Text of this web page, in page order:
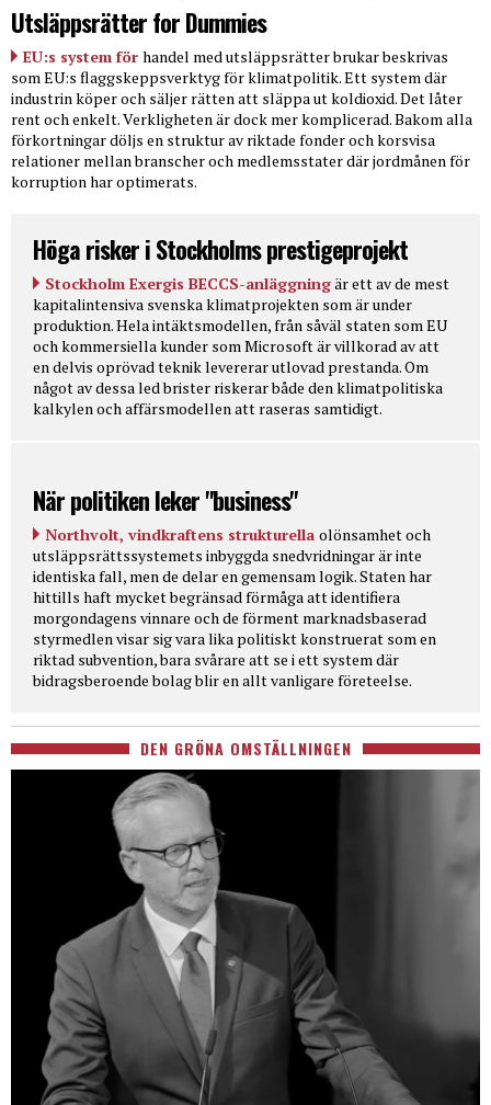
Utsläppsrätter for Dummies
EU:s system för handel med utsläppsrätter brukar beskrivas
som EU:s flaggskeppsverktyg för klimatpolitik. Ett system där
industrin köper och säljer rätten att släppa ut koldioxid. Det låter
rent och enkelt. Verkligheten är dock mer komplicerad. Bakom alla
förkortningar döljs en struktur av riktade fonder och korsvisa
relationer mellan branscher och medlemsstater där jordmånen för
korruption har optimerats.
Höga risker i Stockholms prestigeprojekt
Stockholm Exergis BECCS-anläggningär ett av de mest
kapitalintensiva svenska klimatprojekten som är under
produktion. Hela intäktsmodellen, från såväl staten som EU
och kommersiella kunder som Microsoft är villkorad av att
en delvis oprövad teknik levererar utlovad prestanda. Om
något av dessa led brister riskerar både den klimatpolitiska
kalkylen och affärsmodellen att raseras samtidigt.
När politiken leker "business"
Northvolt, vindkraftens strukturella olönsamhet och
utsläppsrättssystemets inbyggda snedvridningar är inte
identiska fall, men de delar en gemensam logik. Staten har
hittills haft mycket begränsad förmåga att identifiera
morgondagens vinnare och de förment marknadsbaserad
styrmedlen visar sig vara lika politiskt konstruerat som en
riktad subvention, bara svårare att se i ett system där
bidragsberoende bolag blir en allt vanligare företeelse.
DEN GRÖNA OMSTÄLLNINGEN